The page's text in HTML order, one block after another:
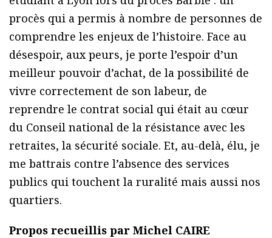
procès qui a permis à nombre de personnes de
comprendre les enjeux de l’histoire. Face au
désespoir, aux peurs, je porte l’espoir d’un
meilleur pouvoir d’achat, de la possibilité de
vivre correctement de son labeur, de
reprendre le contrat social qui était au cœur
du Conseil national de la résistance avec les
retraites, la sécurité sociale. Et, au-delà, élu, je
me battrais contre l’absence des services
publics qui touchent la ruralité mais aussi nos
quartiers.
Propos recueillis par Michel CAIRE